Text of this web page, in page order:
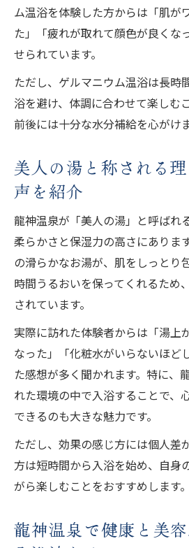
日帰りでも満喫できるリフ
龍神温泉の日帰り利用
日帰り料金とおすすめの
ン解説
アクセス方法や駐車場
ー旅
み方
短時間でも実感できる温
目
泉質の秘密と美肌効果を徹
龍神温泉の泉質が肌に
分析
pH値や成分から分かる
ゲルマニウム配合泉質
体験者が感じる美人の
理由
科学的視点から見る龍
ム温浴を体験した方からは「肌が
た」「疲れが取れて顔色が良くな
せられています。
ただし、ゲルマニウム温浴は長時
浴を避け、体調に合わせて楽しむ
前後には十分な水分補給を心がけ
美人の湯と称される
声を紹介
龍神温泉が「美人の湯」と呼ばれ
柔らかさと保湿力の高さにありま
の滑らかなお湯が、肌をしっとり
時間うるおいを保ってくれるため
されています。
実際に訪れた体験者からは「湯上
なった」「化粧水がいらないほど
た感想が多く聞かれます。特に、
れた環境の中で入浴することで、
できるのも大きな魅力です。
ただし、効果の感じ方には個人差
方は短時間から入浴を始め、自身
がら楽しむことをおすすめします。
龍神温泉で健康と美